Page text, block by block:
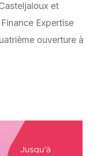
et
Expertise
ouverture à